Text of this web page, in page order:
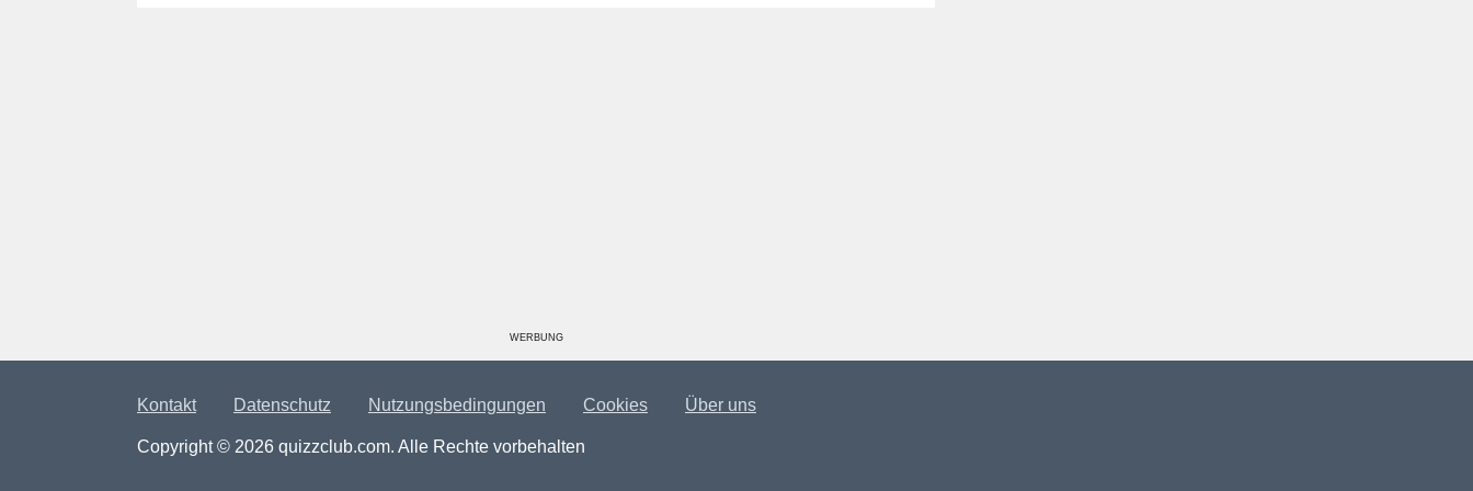
WERBUNG
Kontakt Datenschutz Nutzungsbedingungen Cookies Über uns
Copyright © 2026 quizzclub.com. Alle Rechte vorbehalten